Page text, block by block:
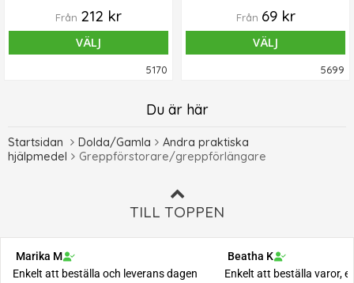
Från 212 kr
VÄLJ
5170
Från 69 kr
VÄLJ
5699
Du är här
Startsidan Dolda/Gamla
Andra praktiska
hjälpmedel
Greppförstorare/greppförlängare
TILL TOPPEN